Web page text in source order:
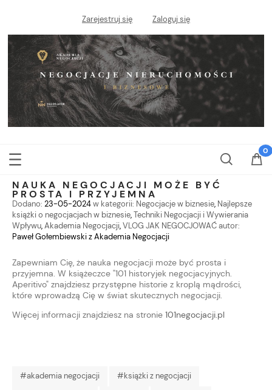
Zarejestruj się Zaloguj się
NAUKA NEGOCJACJI MOŻE BYĆ
PROSTA I PRZYJEMNA
Dodano: 23-05-2024w kategorii: Negocjacje w biznesie, Najlepsze
książki o negocjacjach w biznesie,Techniki Negocjacji i Wywierania
Wpływu,Akademia Negocjacji,VLOG JAK NEGOCJOWAĆautor:
Paweł Gołembiewski z Akademia Negocjacji
Zapewniam Cię, że nauka negocjacji może być prosta i
przyjemna. W książeczce "101 historyjek negocjacyjnych.
Aperitivo" znajdziesz przystępne historie z kroplą mądrości,
które wprowadzą Cię w świat skutecznych negocjacji.
Więcej informacji znajdziesz na stronie 101negocjacji.pl
#akademia negocjacji
#książki z negocjacji